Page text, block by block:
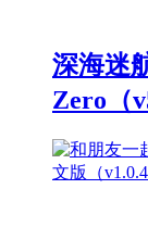
深海迷
Zero（